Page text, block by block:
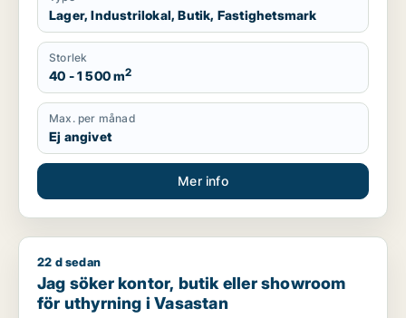
Lager, Industrilokal, Butik, Fastighetsmark
Storlek
40 - 1 500 m2
Max. per månad
Ej angivet
Mer info
Jag söker kontor, butik eller showroom för uthyrning i
22 d sedan
Jag söker kontor, butik eller showroom
för uthyrning i Vasastan